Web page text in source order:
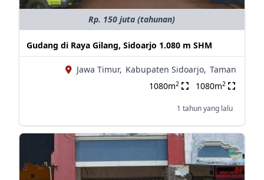
Rp. 150 juta (tahunan)
Gudang di Raya Gilang, Sidoarjo 1.080 m SHM
Jawa Timur, Kabupaten Sidoarjo, Taman
1080m2 1080m2
1 tahun yang lalu